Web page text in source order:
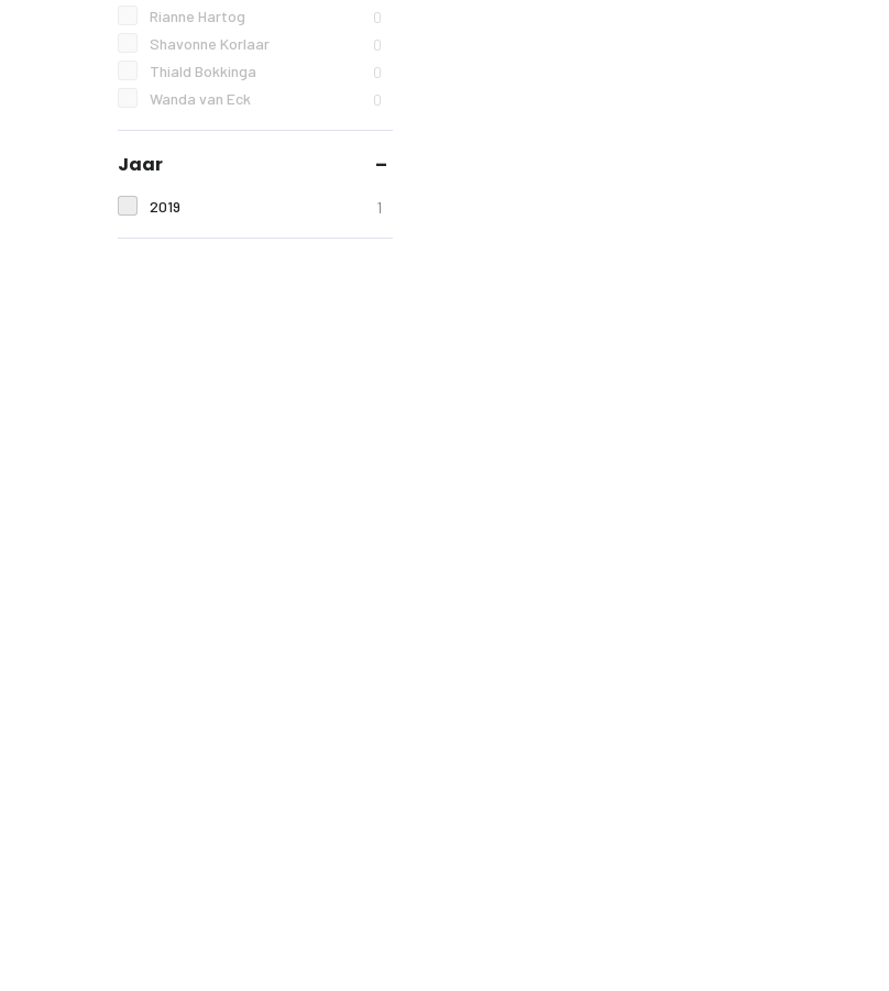
Rianne Hartog 0
Shavonne Korlaar 0
Thiald Bokkinga 0
Wanda van Eck 0
Jaar
2019 1